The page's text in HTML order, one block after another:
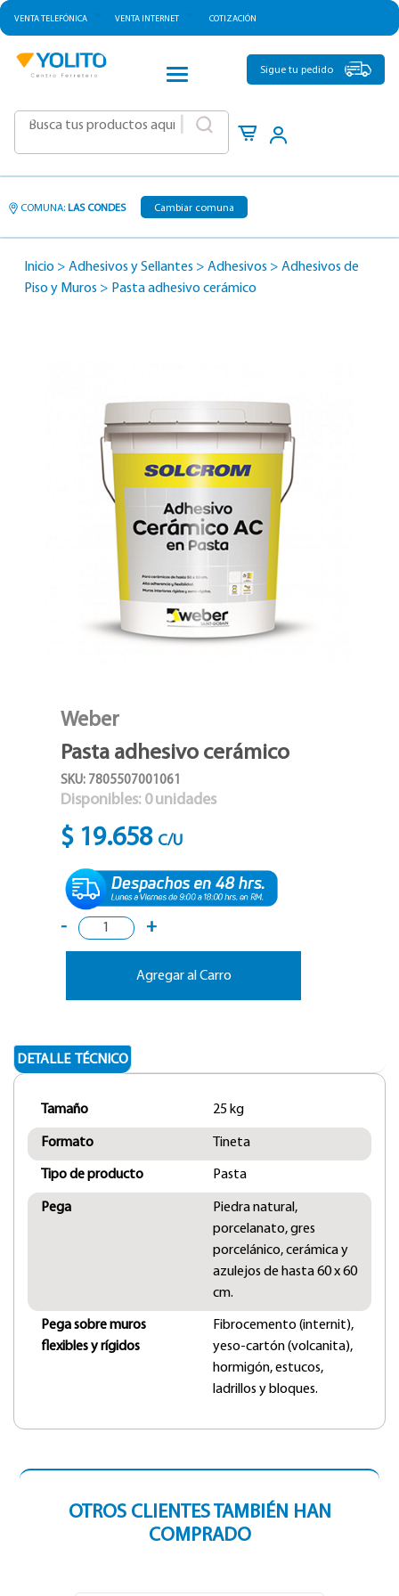
VENTA TELEFÓNICA VENTA INTERNET COTIZACIÓN
CATEGORÍAS
Sigue tu pedido
COMUNA: LAS CONDES Cambiar comuna
Inicio > Adhesivos y Sellantes > Adhesivos > Adhesivos de
Piso y Muros > Pasta adhesivo cerámico
Weber
Pasta adhesivo cerámico
SKU: 7805507001061
Disponibles: 0unidades
$ 19.658 C/U
- +
Agregar al Carro
DETALLE TÉCNICO
Tamaño 25 kg
Formato Tineta
Tipo de producto Pasta
Pega
Piedra natural,
porcelanato, gres
porcelánico, cerámica y
azulejos de hasta 60 x 60
cm.
Pega sobre muros
flexibles y rígidos
Fibrocemento (internit),
yeso-cartón (volcanita),
hormigón, estucos,
ladrillos y bloques.
OTROS CLIENTES TAMBIÉN HAN
COMPRADO